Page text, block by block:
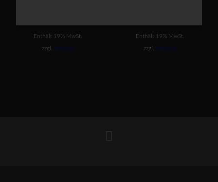
Enthält 19% MwSt.
zzgl. Versand
Enthält 19% MwSt.
zzgl.Versand